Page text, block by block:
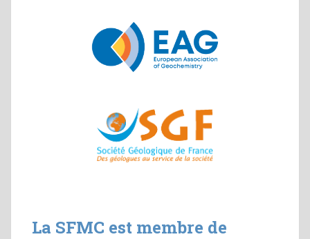
La SFMC est membre de